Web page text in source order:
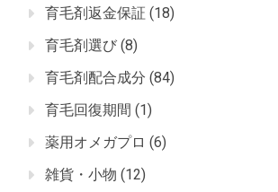
育毛剤返金保証 (18)
育毛剤選び (8)
育毛剤配合成分 (84)
育毛回復期間 (1)
薬用オメガプロ (6)
雑貨・小物 (12)